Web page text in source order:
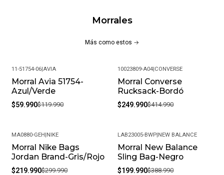
jornadas. Gracias a su capacidad de 24 litros, ofrece el
estudios, trabajo o actividades cotidianas.
Disciplina: Entrenamiento / Uso Diario
Categoría: Athletic Training
Composición: Exterior 100% poliéster, forro completo.
Capacidad: 24 litros.
Garantía: 30 días por defectos de fabricación.
Morrales
Más como estos
-50%
11-51754-06|AVIA
Morral Avia 51754-
Azul/Verde
$59.990$119.990
-40%
10023809-A04|CONVERSE
Morral Converse
Rucksack-Bordó
$249.990$414.990
-27%
MA0880-GEH|NIKE
Morral Nike Bags
Jordan Brand-Gris/Rojo
$219.990$299.990
-49%
LAB23005-BWP|NEW BALANCE
Morral New Balance
Sling Bag-Negro
$199.990$388.990